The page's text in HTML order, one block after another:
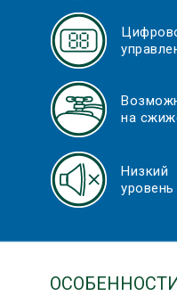
на
Низкий